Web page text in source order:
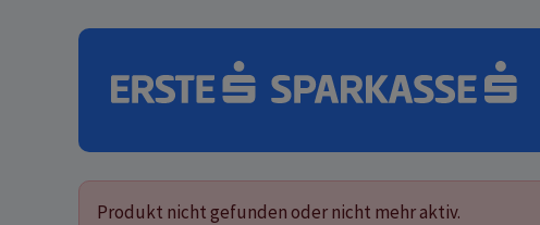
Skip to content
Produkt nicht gefunden oder nicht mehr aktiv.